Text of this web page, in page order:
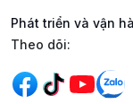
Phát triển và vận
Mạng xã
Theo dõi: